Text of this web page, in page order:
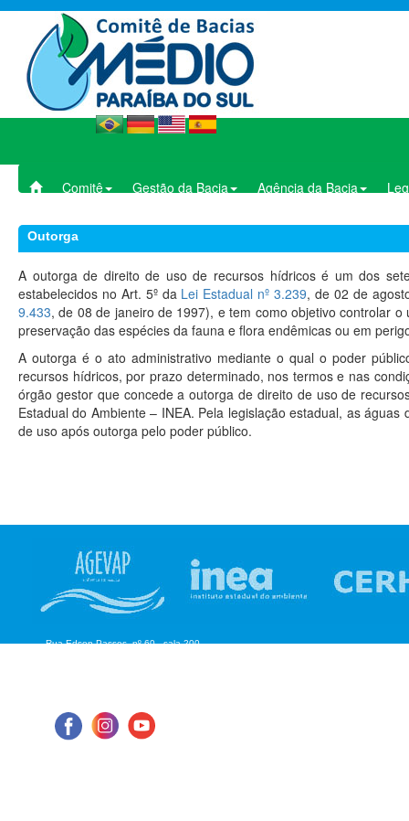
Comitê Gestão da Bacia Agência da Bacia
Outorga
A outorga de direito de uso de recursos hídricos é um dos
estabelecidos no Art. 5º da Lei Estadual nº 3.239, de 02 de
9.433, de 08 de janeiro de 1997), e tem como objetivo controlar
preservação das espécies da fauna e flora endêmicas ou em
A outorga é o ato administrativo mediante o qual o poder
recursos hídricos, por prazo determinado, nos termos e nas
órgão gestor que concede a outorga de direito de uso de
Estadual do Ambiente – INEA. Pela legislação estadual, as
de uso após outorga pelo poder público.
Rua Edson Passos, nº 60 - sala 200